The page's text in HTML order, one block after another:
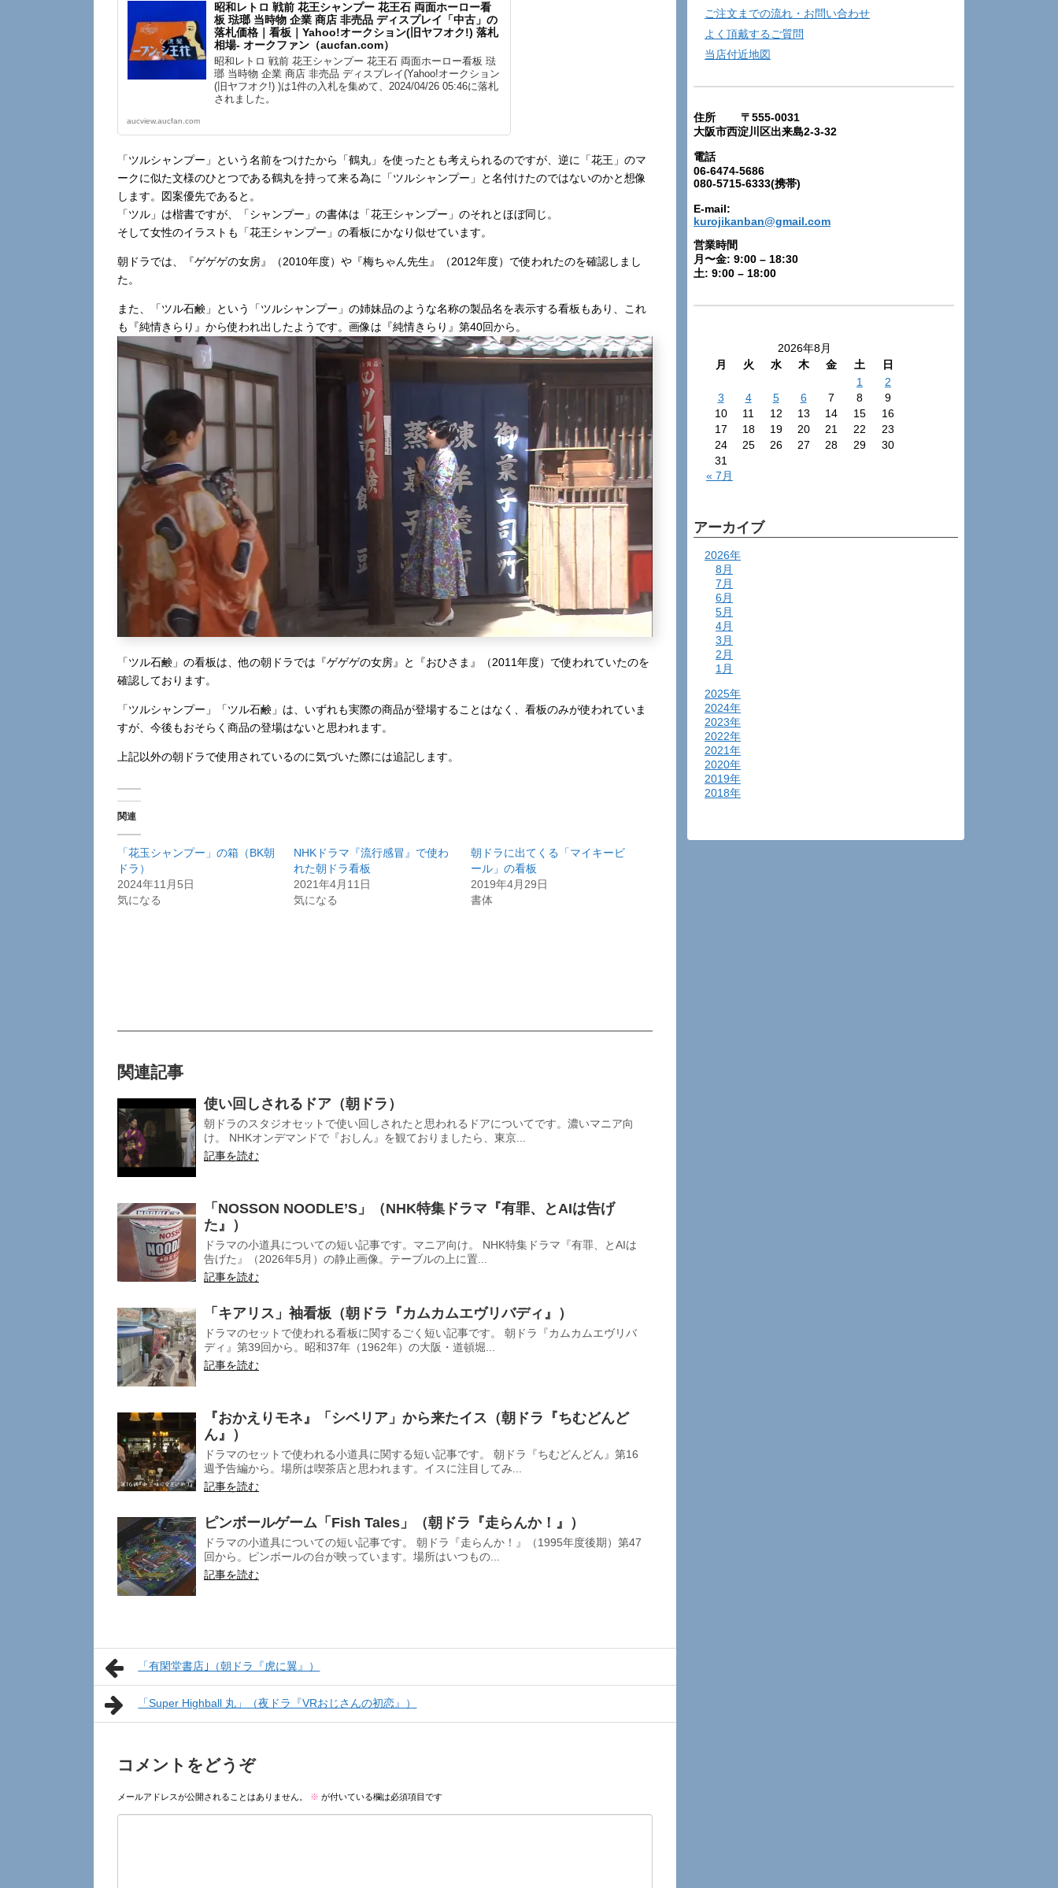
昭和レトロ 戦前 花王シャンプー 花王石 両面ホーロー看
板 琺瑯 当時物 企業 商店 非売品 ディスプレイ「中古」の
落札価格｜看板｜Yahoo!オークション(旧ヤフオク!) 落札
相場- オークファン（aucfan.com）
昭和レトロ 戦前 花王シャンプー 花王石 両面ホーロー看板 琺
瑯 当時物 企業 商店 非売品 ディスプレイ(Yahoo!オークション
(旧ヤフオク!) )は1件の入札を集めて、2024/04/26 05:46に落札
されました。
aucview.aucfan.com
「ツルシャンプー」という名前をつけたから「鶴丸」を使ったとも考えられるのですが、逆に「花王」のマ
ークに似た文様のひとつである鶴丸を持って来る為に「ツルシャンプー」と名付けたのではないのかと想像
します。図案優先であると。
「ツル」は楷書ですが、「シャンプー」の書体は「花王シャンプー」のそれとほぼ同じ。
そして女性のイラストも「花王シャンプー」の看板にかなり似せています。
朝ドラでは、『ゲゲゲの女房』（2010年度）や『梅ちゃん先生』（2012年度）で使われたのを確認しまし
た。
また、「ツル石鹸」という「ツルシャンプー」の姉妹品のような名称の製品名を表示する看板もあり、これ
も『純情きらり』から使われ出したようです。画像は『純情きらり』第40回から。
「ツル石鹸」の看板は、他の朝ドラでは『ゲゲゲの女房』と『おひさま』（2011年度）で使われていたのを
確認しております。
「ツルシャンプー」「ツル石鹸」は、いずれも実際の商品が登場することはなく、看板のみが使われていま
すが、今後もおそらく商品の登場はないと思われます。
上記以外の朝ドラで使用されているのに気づいた際には追記します。
関連
「花玉シャンプー」の箱（BK朝
ドラ）
2024年11月5日
気になる
NHKドラマ『流行感冒』で使わ
れた朝ドラ看板
2021年4月11日
気になる
朝ドラに出てくる「マイキービ
ール」の看板
2019年4月29日
書体
関連記事
使い回しされるドア（朝ドラ）
朝ドラのスタジオセットで使い回しされたと思われるドアについてです。濃いマニア向
け。 NHKオンデマンドで『おしん』を観ておりましたら、東京...
記事を読む
「NOSSON NOODLE’S」（NHK特集ドラマ『有罪、とAIは告げ
た』）
ドラマの小道具についての短い記事です。マニア向け。 NHK特集ドラマ『有罪、とAIは
告げた』（2026年5月）の静止画像。テーブルの上に置...
記事を読む
「キアリス」袖看板（朝ドラ『カムカムエヴリバディ』）
ドラマのセットで使われる看板に関するごく短い記事です。 朝ドラ『カムカムエヴリバ
ディ』第39回から。昭和37年（1962年）の大阪・道頓堀...
記事を読む
『おかえりモネ』「シベリア」から来たイス（朝ドラ『ちむどんど
ん』）
ドラマのセットで使われる小道具に関する短い記事です。 朝ドラ『ちむどんどん』第16
週予告編から。場所は喫茶店と思われます。イスに注目してみ...
記事を読む
ピンボールゲーム「Fish Tales」（朝ドラ『走らんか！』）
ドラマの小道具についての短い記事です。 朝ドラ『走らんか！』（1995年度後期）第47
回から。ピンボールの台が映っています。場所はいつもの...
記事を読む
「有閑堂書店｣（朝ドラ『虎に翼』）
「Super Highball 丸」（夜ドラ『VRおじさんの初恋』）
コメントをどうぞ
メールアドレスが公開されることはありません。 ※ が付いている欄は必須項目です
ご注文までの流れ・お問い合わせ
よく頂戴するご質問
当店付近地図
住所 〒555-0031
大阪市西淀川区出来島2-3-32
電話
06-6474-5686
080-5715-6333(携帯)
E-mail:
kurojikanban@gmail.com
営業時間
月〜金: 9:00 – 18:30
土: 9:00 – 18:00
2026年8月
月
火 水 木 金 土
日
1
2
3
4 5 6 7 8
9
10
11 12 13 14 15
16
17
18 19 20 21 22
23
24
25 26 27 28 29
30
31
« 7月
アーカイブ
2026年
8月
7月
6月
5月
4月
3月
2月
1月
2025年
2024年
2023年
2022年
2021年
2020年
2019年
2018年